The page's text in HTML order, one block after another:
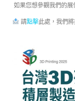
如果您想參觀我們的展
請點擊此處，我們